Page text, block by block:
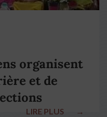
organisent
et de
LIRE PLUS →